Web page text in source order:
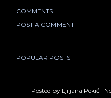
COMMENTS
POST A COMMENT
POPULAR POSTS
Posted by Ljiljana Pekić